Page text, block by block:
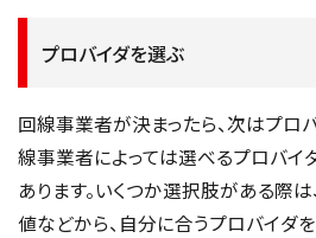
プロバイダを選ぶ
回線事業者が決まったら、次はプロ
線事業者によっては選べるプロバイ
あります。いくつか選択肢がある際
値などから、自分に合うプロバイダを